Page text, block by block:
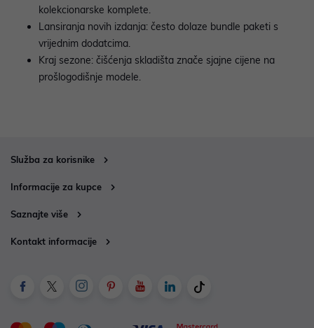
kolekcionarske komplete.
Lansiranja novih izdanja: često dolaze bundle paketi s
vrijednim dodatcima.
Kraj sezone: čišćenja skladišta znače sjajne cijene na
prošlogodišnje modele.
Služba za korisnike
Informacije za kupce
Saznajte više
Kontakt informacije